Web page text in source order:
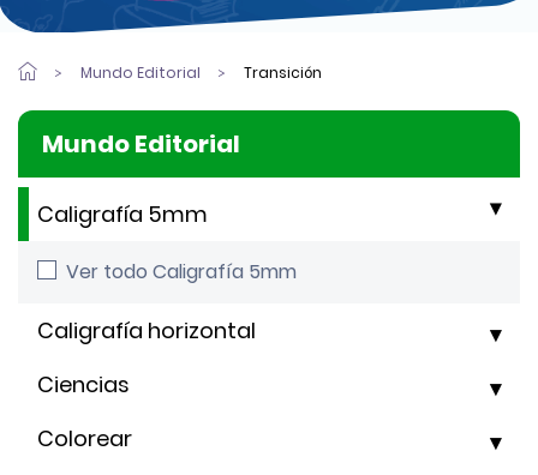
Mundo Editorial Transición
Mundo Editorial
Ver todo Caligrafía 5mm
Caligrafía 5mm
Caligrafía horizontal
Ciencias
Colorear